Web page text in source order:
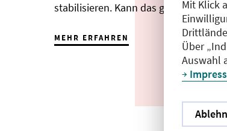
Mit Klick
Über
Auswahl
stabilisieren. Kann das gelingen?
MEHR ERFAHREN